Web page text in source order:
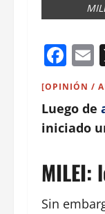
[OPINIÓN /
Luego de
iniciado
MILEI:
Sin